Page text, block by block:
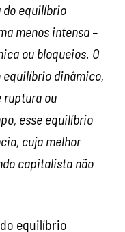
do equilíbrio
menos intensa –
ou bloqueios. O
dinâmico,
ruptura ou
esse equilíbrio
cuja melhor
capitalista não
equilíbrio